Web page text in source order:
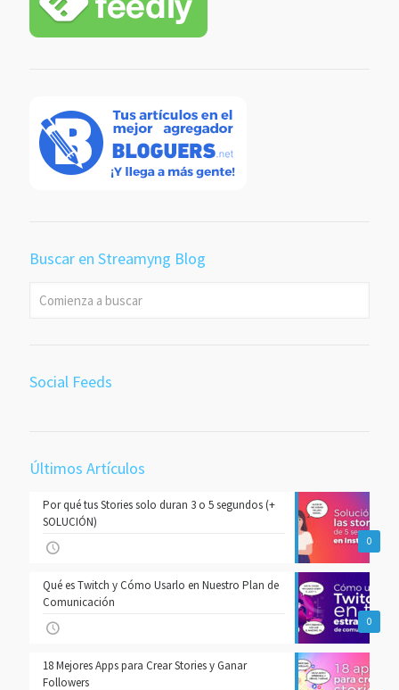
Buscar en Streamyng Blog
Social Feeds
Últimos Artículos
0
Por qué tus Stories solo duran 3 o 5 segundos (+
SOLUCIÓN)
0
Qué es Twitch y Cómo Usarlo en Nuestro Plan de
Comunicación
18 Mejores Apps para Crear Stories y Ganar
Followers